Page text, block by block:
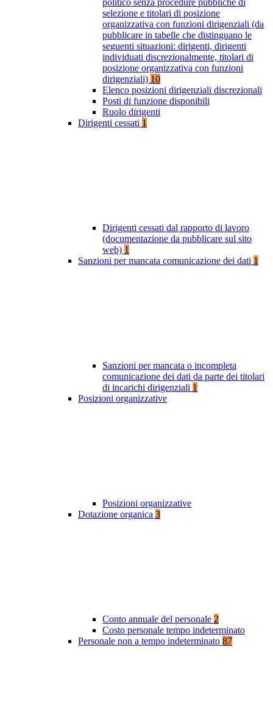
politico senza procedure pubbliche di
selezione e titolari di posizione
organizzativa con funzioni dirigenziali (da
pubblicare in tabelle che distinguano le
seguenti situazioni: dirigenti, dirigenti
individuati discrezionalmente, titolari di
posizione organizzativa con funzioni
dirigenziali) 10
Elenco posizioni dirigenziali discrezionali
Posti di funzione disponibili
Ruolo dirigenti
Dirigenti cessati 1
Dirigenti cessati dal rapporto di lavoro
(documentazione da pubblicare sul sito
web) 1
Sanzioni per mancata comunicazione dei dati 1
Sanzioni per mancata o incompleta
comunicazione dei dati da parte dei titolari
di incarichi dirigenziali 1
Posizioni organizzative
Posizioni organizzative
Dotazione organica 3
Conto annuale del personale 2
Costo personale tempo indeterminato
Personale non a tempo indeterminato 87